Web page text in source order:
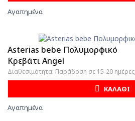
Αγαπημένα
Asterias bebe Πολυμορφικό
Κρεβάτι Angel
Διαθεσιμότητα: Παράδοση σε 15-20 ημέρες
ΚΑΛΑΘΙ
Αγαπημένα